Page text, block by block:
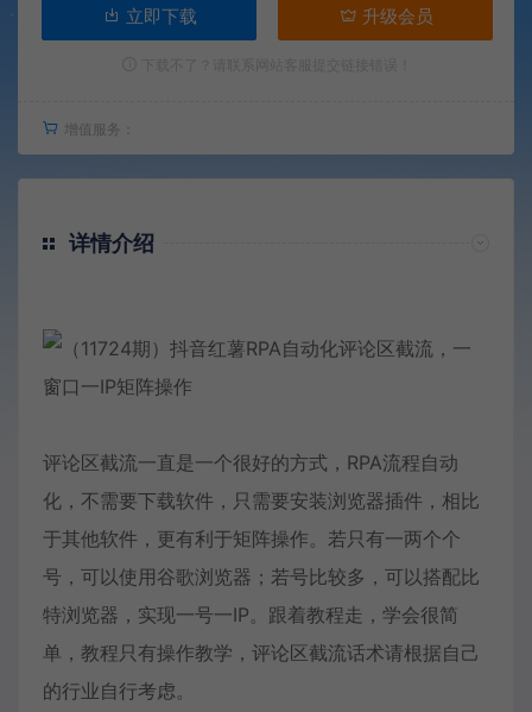
立即下载 升级会员
增值服务：
详情介绍
评论区截流一直是一个很好的方式，RPA流程自动
化，不需要下载软件，只需要安装浏览器插件，相比
于其他软件，更有利于矩阵操作。若只有一两个个
号，可以使用谷歌浏览器；若号比较多，可以搭配比
特浏览器，实现一号一IP。跟着教程走，学会很简
单，教程只有操作教学，评论区截流话术请根据自己
的行业自行考虑。